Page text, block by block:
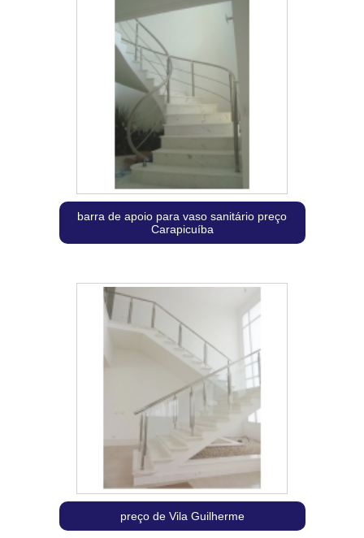
barra de apoio para vaso sanitário preço
Carapicuíba
preço de Vila Guilherme